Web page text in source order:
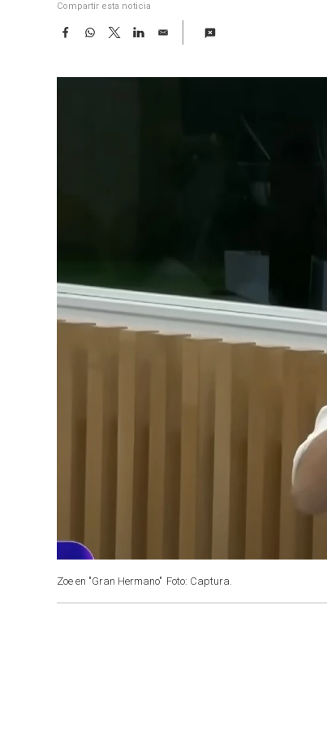
Compartir esta noticia
F
e
W
t
T
w
t
L
k
E
i
Zoe en "Gran Hermano" Foto: Captura.